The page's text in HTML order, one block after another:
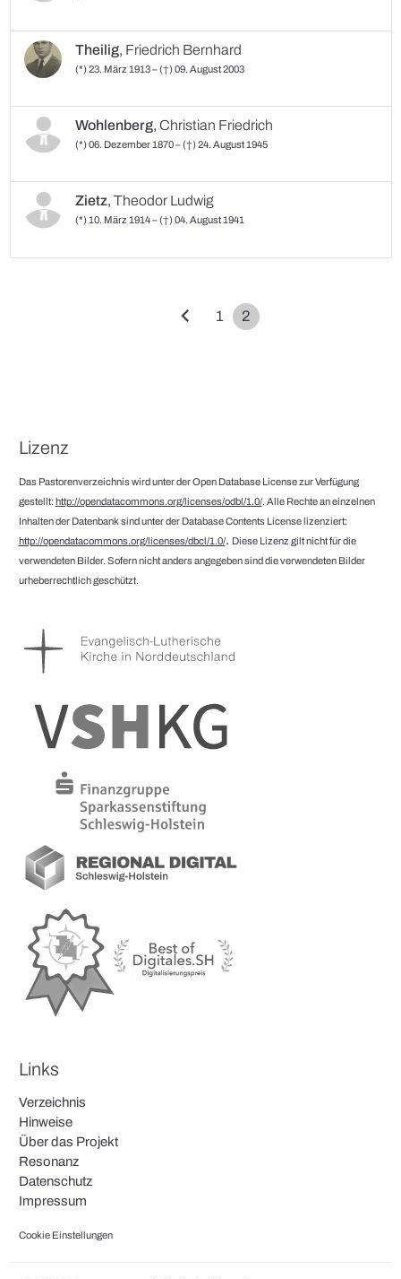
Theilig, Friedrich Bernhard
(*) 23. März 1913 – (†) 09. August 2003
Wohlenberg, Christian Friedrich
(*) 06. Dezember 1870 – (†) 24. August 1945
Zietz, Theodor Ludwig
(*) 10. März 1914 – (†) 04. August 1941
chevron_left 1 2
Lizenz
Das Pastorenverzeichnis wird unter der Open Database License zur Verfügung
gestellt:http://opendatacommons.org/licenses/odbl/1.0/. Alle Rechte an einzelnen
Inhalten der Datenbank sind unter der Database Contents License lizenziert:
http://opendatacommons.org/licenses/dbcl/1.0/. Diese Lizenz gilt nicht für die
verwendeten Bilder. Sofern nicht anders angegeben sind die verwendeten Bilder
urheberrechtlich geschützt.
Links
Verzeichnis
Hinweise
Über das Projekt
Resonanz
Datenschutz
Impressum
Cookie Einstellungen